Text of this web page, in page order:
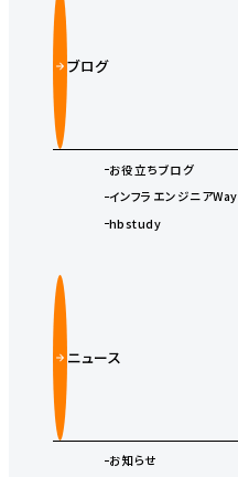
ブログ
お役立ちブログ
インフラエンジニアWay
hbstudy
ニュース
お知らせ